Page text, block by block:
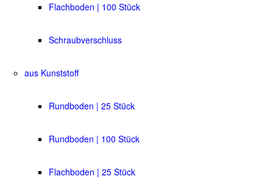
Flachboden | 100 Stück
Schraubverschluss
aus Kunststoff
Rundboden | 25 Stück
Rundboden | 100 Stück
Flachboden | 25 Stück